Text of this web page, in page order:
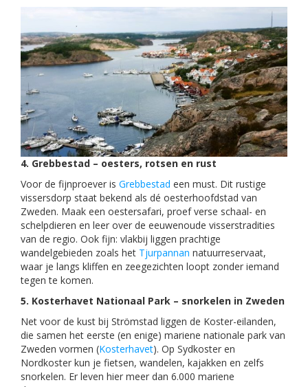
4. Grebbestad – oesters, rotsen en rust
Voor de fijnproever is Grebbestad een must. Dit rustige
vissersdorp staat bekend als dé oesterhoofdstad van
Zweden. Maak een oestersafari, proef verse schaal- en
schelpdieren en leer over de eeuwenoude visserstradities
van de regio. Ook fijn: vlakbij liggen prachtige
wandelgebieden zoals het Tjurpannan natuurreservaat,
waar je langs kliffen en zeegezichten loopt zonder iemand
tegen te komen.
5. Kosterhavet Nationaal Park – snorkelen in Zweden
Net voor de kust bij Strömstad liggen de Koster-eilanden,
die samen het eerste (en enige) mariene nationale park van
Zweden vormen (Kosterhavet). Op Sydkoster en
Nordkoster kun je fietsen, wandelen, kajakken en zelfs
snorkelen. Er leven hier meer dan 6.000 mariene